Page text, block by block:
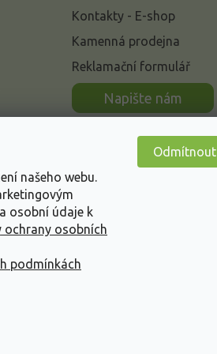
našeho webu.
osobní údaje k
ochrany osobních
podmínkách
Odmítnout
Kontakty - E-shop
Kamenná prodejna
Reklamační formulář
Napište nám